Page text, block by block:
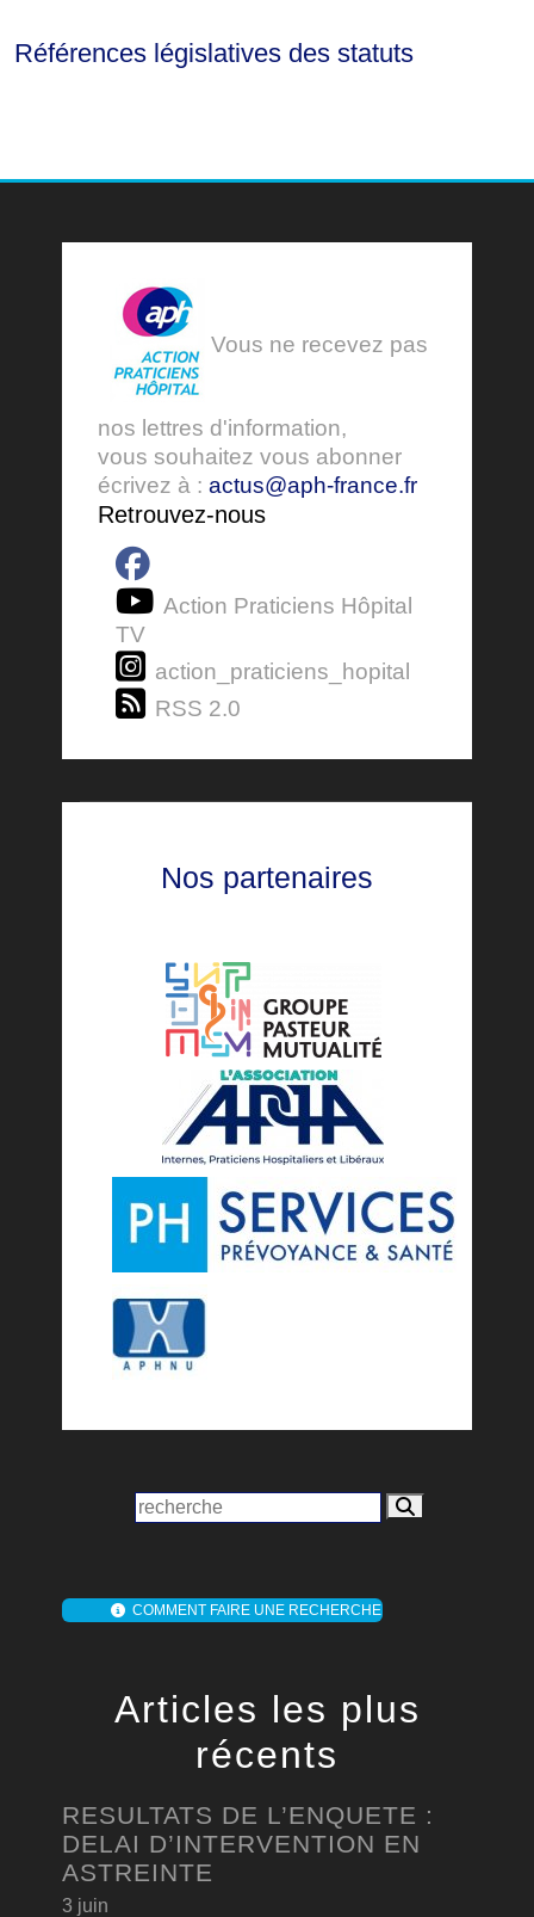
Références législatives des statuts
Vous ne recevez pas
nos lettres d'information,
vous souhaitez vous abonner
écrivez à : actus@aph-france.fr
Retrouvez-nous
Action Praticiens Hôpital
TV
action_praticiens_hopital
RSS 2.0
Nos partenaires
COMMENT FAIRE UNE RECHERCHE
Articles les plus
récents
RESULTATS DE L’ENQUETE :
DELAI D’INTERVENTION EN
ASTREINTE
3 juin